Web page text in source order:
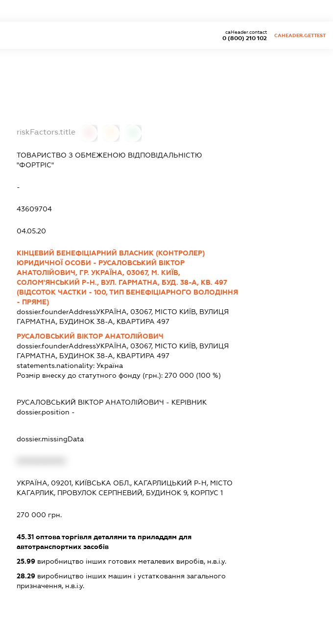
0 (800) 210 102
caHeader.contact
CAHEADER.GETTEST
riskFactors.title
ТОВАРИСТВО З ОБМЕЖЕНОЮ ВІДПОВІДАЛЬНІСТЮ
"ФОРТРІС"
-
43609704
04.05.20
КІНЦЕВИЙ БЕНЕФІЦІАРНИЙ ВЛАСНИК (КОНТРОЛЕР)
ЮРИДИЧНОЇ ОСОБИ - РУСАЛОВСЬКИЙ ВІКТОР
АНАТОЛІЙОВИЧ, ГР. УКРАЇНА, 03067, М. КИЇВ,
СОЛОМ'ЯНСЬКИЙ Р-Н., ВУЛ. ГАРМАТНА, БУД. 38-А, КВ. 497
(ВІДСОТОК ЧАСТКИ - 100, ТИП БЕНЕФІЦІАРНОГО ВОЛОДІННЯ
- ПРЯМЕ)
dossier.founderAddressУКРАЇНА, 03067, МІСТО КИЇВ, ВУЛИЦЯ
ГАРМАТНА, БУДИНОК 38-А, КВАРТИРА 497
РУСАЛОВСЬКИЙ ВІКТОР АНАТОЛІЙОВИЧ
dossier.founderAddressУКРАЇНА, 03067, МІСТО КИЇВ, ВУЛИЦЯ
ГАРМАТНА, БУДИНОК 38-А, КВАРТИРА 497
statements.nationality: Україна
Розмір внеску до статутного фонду (грн.): 270 000 (100 %)
РУСАЛОВСЬКИЙ ВІКТОР АНАТОЛІЙОВИЧ - КЕРІВНИК
dossier.position -
dossier.missingData
УКРАЇНА, 09201, КИЇВСЬКА ОБЛ., КАГАРЛИЦЬКИЙ Р-Н, МІСТО
КАГАРЛИК, ПРОВУЛОК СЕРПНЕВИЙ, БУДИНОК 9, КОРПУС 1
270 000 грн.
45.31оптова торгівля деталями та приладдям для
автотранспортних засобів
25.99виробництво інших готових металевих виробів, н.в.і.у.
28.29виробництво інших машин і устатковання загального
призначення, н.в.і.у.